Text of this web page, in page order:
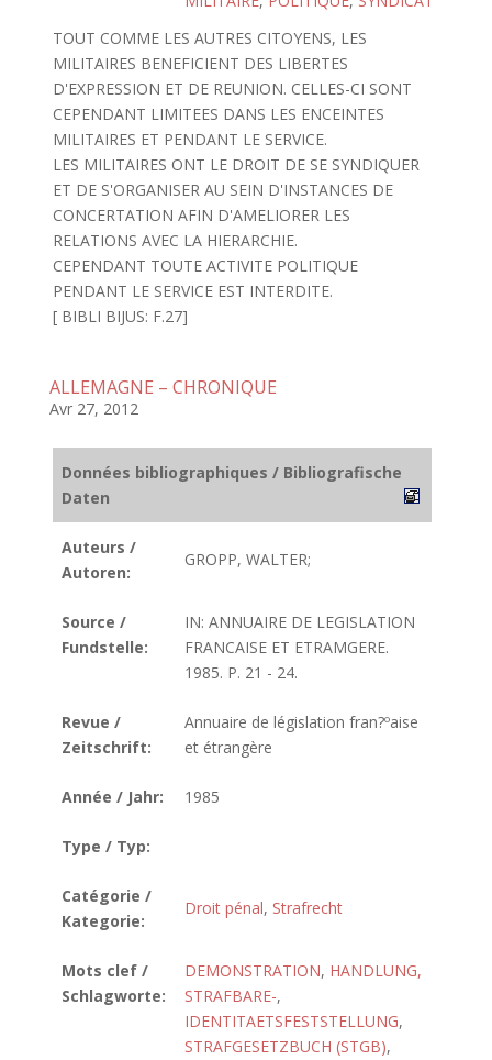
TOUT COMME LES AUTRES CITOYENS, LES
MILITAIRES BENEFICIENT DES LIBERTES
D'EXPRESSION ET DE REUNION. CELLES-CI SONT
CEPENDANT LIMITEES DANS LES ENCEINTES
MILITAIRES ET PENDANT LE SERVICE.
LES MILITAIRES ONT LE DROIT DE SE SYNDIQUER
ET DE S'ORGANISER AU SEIN D'INSTANCES DE
CONCERTATION AFIN D'AMELIORER LES
RELATIONS AVEC LA HIERARCHIE.
CEPENDANT TOUTE ACTIVITE POLITIQUE
PENDANT LE SERVICE EST INTERDITE.
[ BIBLI BIJUS: F.27]
ALLEMAGNE – CHRONIQUE
Avr 27, 2012
Données bibliographiques / Bibliografische
Daten
Auteurs /
Autoren:
GROPP, WALTER;
Source /
Fundstelle:
IN: ANNUAIRE DE LEGISLATION
FRANCAISE ET ETRAMGERE.
1985. P. 21 - 24.
Revue /
Zeitschrift:
Annuaire de législation fran?ºaise
et étrangère
Année / Jahr: 1985
Type / Typ:
Catégorie /
Kategorie:
Droit pénal, Strafrecht
Mots clef /
Schlagworte:
DEMONSTRATION, HANDLUNG,
STRAFBARE-,
IDENTITAETSFESTSTELLUNG,
STRAFGESETZBUCH (STGB),